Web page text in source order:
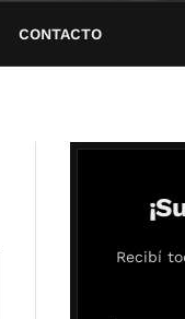
CONTACTO
Recibí